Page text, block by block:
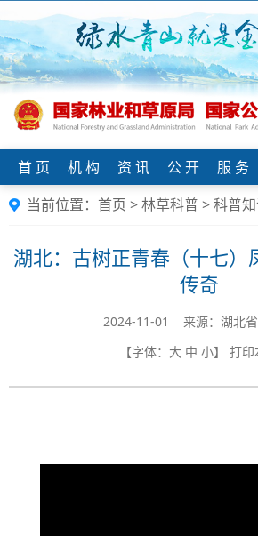
首 页 机 构 资 讯 公 开 服 务
当前位置： 首页 >林草科普>科普
湖北：古树正青春（十七）
传奇
2024-11-01 来源：湖北
【字体： 大 中 小】 打印